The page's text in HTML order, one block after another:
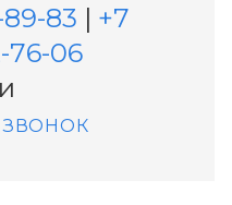
83 | +7
76-06
ЗВОНОК